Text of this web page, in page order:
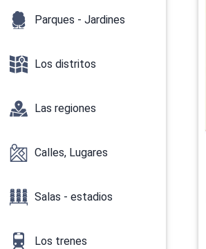
Parques - Jardines
Los distritos
Las regiones
Calles, Lugares
Salas - estadios
Los trenes